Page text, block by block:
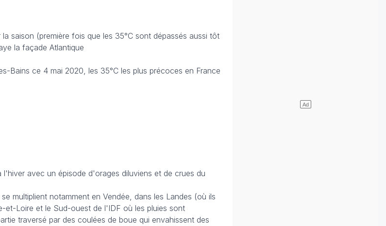
saison (première fois que les 35°C sont dépassés aussi tôt
la façade Atlantique
Bains ce 4 mai 2020, les 35°C les plus précoces en France
l'hiver avec un épisode d'orages diluviens et de crues du
multiplient notamment en Vendée, dans les Landes (où ils
et-Loire et le Sud-ouest de l'IDF où les pluies sont
traversé par des coulées de boue qui envahissent des